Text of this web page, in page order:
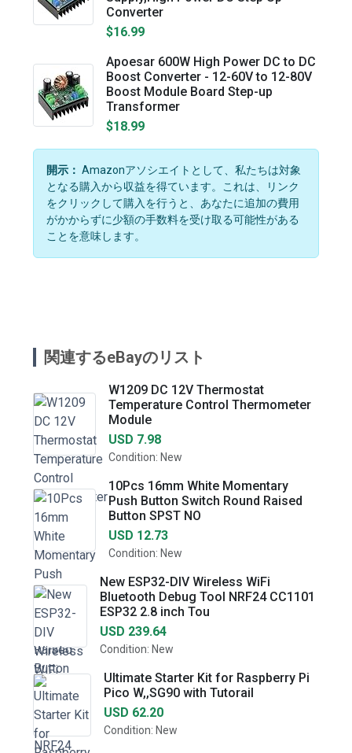
Converter
$16.99
Apoesar 600W High Power DC to DC
Boost Converter - 12-60V to 12-80V
Boost Module Board Step-up
Transformer
$18.99
開示： Amazonアソシエイトとして、私たちは対象
となる購入から収益を得ています。これは、リンク
をクリックして購入を行うと、あなたに追加の費用
がかからずに少額の手数料を受け取る可能性がある
ことを意味します。
関連するeBayのリスト
W1209 DC 12V Thermostat
Temperature Control Thermometer
Module
USD 7.98
Condition: New
10Pcs 16mm White Momentary
Push Button Switch Round Raised
Button SPST NO
USD 12.73
Condition: New
New ESP32-DIV Wireless WiFi
Bluetooth Debug Tool NRF24 CC1101
ESP32 2.8 inch Tou
USD 239.64
Condition: New
Ultimate Starter Kit for Raspberry Pi
Pico W,,SG90 with Tutorail
USD 62.20
Condition: New